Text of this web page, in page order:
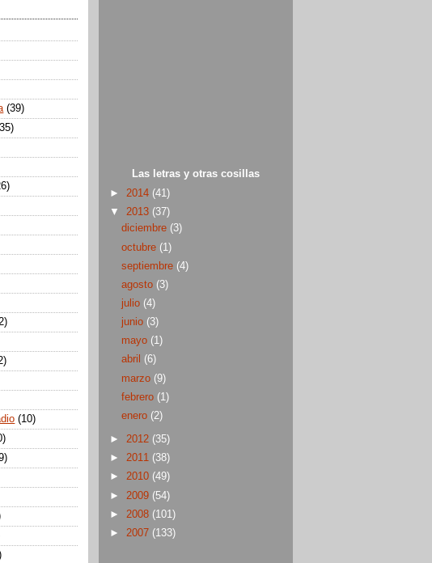
Las letras y otras cosillas
► 2014 (41)
▼ 2013 (37)
diciembre (3)
octubre (1)
septiembre (4)
agosto (3)
julio (4)
junio (3)
mayo (1)
abril (6)
marzo (9)
febrero (1)
enero (2)
► 2012 (35)
► 2011 (38)
► 2010 (49)
► 2009 (54)
► 2008 (101)
► 2007 (133)
(39)
(10)